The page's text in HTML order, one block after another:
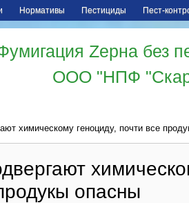
Нормативы Пестициды Пест-
Zерна без
ООО "НПФ
химическому геноциду, почти все
опасны